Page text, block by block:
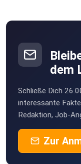
dem
Schließe Dich
interessante
Redaktion, Job-
Zur